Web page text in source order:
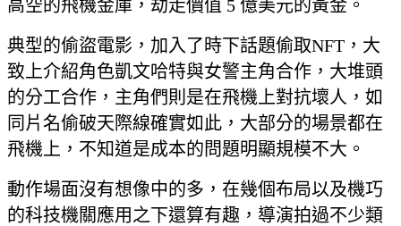
高空的飛機金庫，劫走價值 5 億美元的黃金。
典型的偷盜電影，加入了時下話題偷取NFT，大
致上介紹角色凱文哈特與女警主角合作，大堆頭
的分工合作，主角們則是在飛機上對抗壞人，如
同片名偷破天際線確實如此，大部分的場景都在
飛機上，不知道是成本的問題明顯規模不大。
動作場面沒有想像中的多，在幾個布局以及機巧
的科技機關應用之下還算有趣，導演拍過不少類